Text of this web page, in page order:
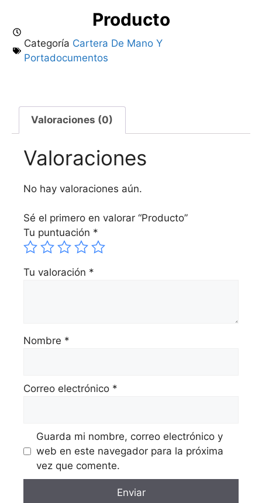
Producto
Categoría Cartera De Mano Y
Portadocumentos
Valoraciones (0)
Valoraciones
No hay valoraciones aún.
Sé el primero en valorar “Producto”
Tu puntuación *
Tu valoración *
Nombre *
Correo electrónico *
Guarda mi nombre, correo electrónico y
web en este navegador para la próxima
vez que comente.